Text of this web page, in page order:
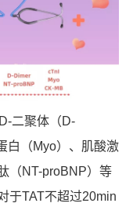
二聚体（D-
白（Myo）、肌酸激
（NT-proBNP）等
于TAT不超过20min